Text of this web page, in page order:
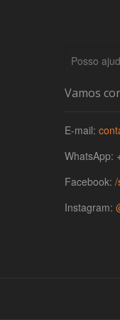
Vamos
E-mail:
WhatsApp:
Facebook:
Instagram: